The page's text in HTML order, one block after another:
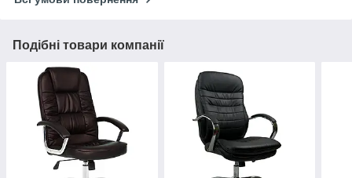
Подібні товари компанії